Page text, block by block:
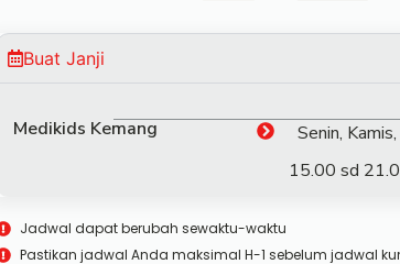
Buat Janji
Medikids Kemang
Senin,
15.00 sd
Jadwal dapat berubah sewaktu-waktu
Pastikan jadwal Anda maksimal H-1 sebelum jadwal